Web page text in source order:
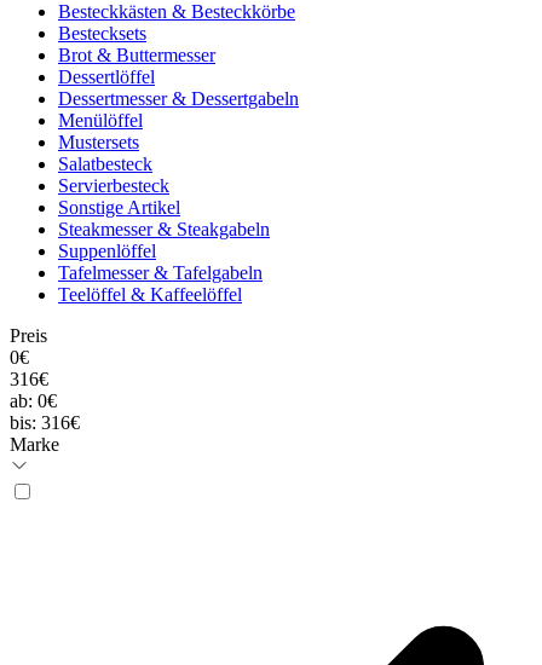
Besteckkästen & Besteckkörbe
Bestecksets
Brot & Buttermesser
Dessertlöffel
Dessertmesser & Dessertgabeln
Menülöffel
Mustersets
Salatbesteck
Servierbesteck
Sonstige Artikel
Steakmesser & Steakgabeln
Suppenlöffel
Tafelmesser & Tafelgabeln
Teelöffel & Kaffeelöffel
Preis
0€
316€
ab: 0€
bis: 316€
Marke